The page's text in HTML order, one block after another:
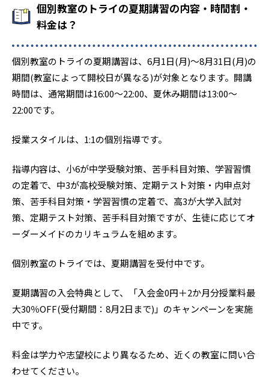
個別教室のトライの夏期講習の内容・時間割・
料金は？
個別教室のトライの夏期講習は、6月1日(月)〜8月31日(月)の
期間(教室によって開校日が異なる)が対象となります。開講
時間は、通常期間は16:00〜22:00、夏休み期間は13:00〜
22:00です。
授業スタイルは、1:1の個別指導です。
指導内容は、小6が中学受験対策、苦手科目対策、学習習慣
の定着で、中3が高校受験対策、定期テスト対策・内申点対
策、苦手科目対策・学習習慣の定着で、高3が大学入試対
策、定期テスト対策、苦手科目対策ですが、生徒に応じてオ
ーダーメイドのカリキュラムを組めます。
個別教室のトライでは、夏期講習を受付中です。
夏期講習の入会特典として、「入会金0円＋2か月分授業料最
大30％OFF(受付期間：8月2日まで)」のキャンペーンを実施
中です。
料金は学力や志望校により異なるため、近くの教室に問い合
わせてください。